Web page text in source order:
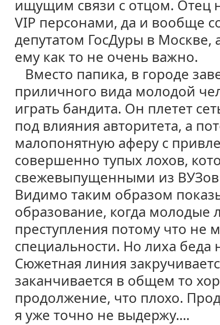
ищущим связи с отцом. Отец
VIP персонами, да и вообще
депутатом ГосДуры в
ему как то не очень важно.
Вместо папика, в городе
приличного вида молодой
играть бандита. Он плетет
под влияния авторитета, а
малопонятную аферу с
совершенно тупых лохов,
свежевыпущенными из
Видимо таким образом
образование, когда молодые
преступления потому что не
специальности. Но лиха
Сюжетная линия
заканчивается в общем то
продолжение, что плохо.
я уже точно не выдержу....